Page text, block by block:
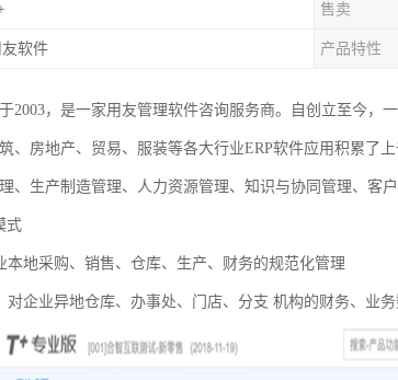
售卖
友软件 产品特性
2003，是一家用友管理软件咨询服务商。自创立至今，
、房地产、贸易、服装等各大行业ERP软件应用积累了
、生产制造管理、人力资源管理、知识与协同管理、客
式
本地采购、销售、仓库、生产、财务的规范化管理
对企业异地仓库、办事处、门店、分支 机构的财务、业